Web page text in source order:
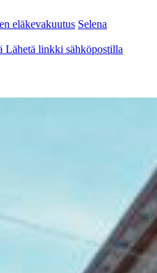
eläkevakuutus Selena
Lähetä linkki sähköpostilla